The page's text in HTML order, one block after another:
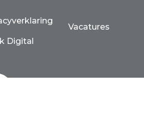
Vacatures
Digital